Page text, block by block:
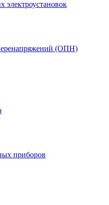
электроустановок
(ОПН)
приборов